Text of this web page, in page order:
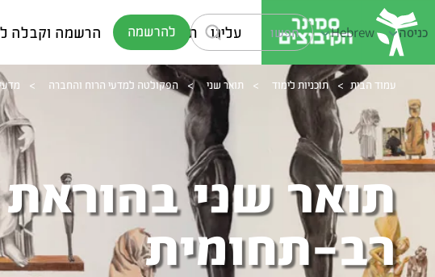
עלינו תוכניות לימוד הרשמה וקבלה כניסה Hebrew להרשמה
עמוד הבית > תוכניות לימוד > תואר שני > הפקולטה למדעי הרוח והחברה >
תואר שני
רב-תחומית